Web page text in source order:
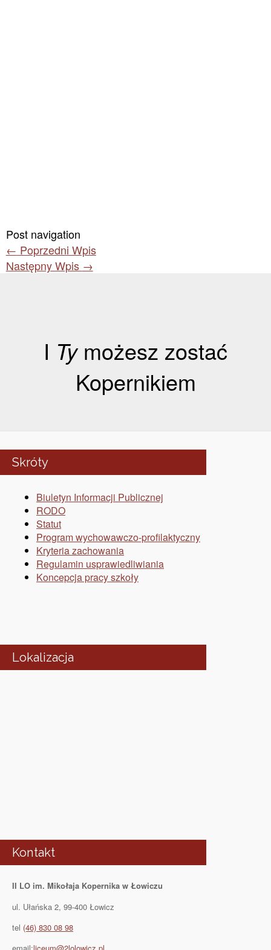
Post navigation
← Poprzedni Wpis
Następny Wpis →
I Tymożesz zostać
Kopernikiem
Skróty
Biuletyn Informacji Publicznej
RODO
Statut
Program wychowawczo-profilaktyczny
Kryteria zachowania
Regulamin usprawiedliwiania
Koncepcja pracy szkoły
Lokalizacja
Kontakt
II LO im. Mikołaja Kopernika w Łowiczu
ul. Ułańska 2, 99-400 Łowicz
tel (46) 830 08 98